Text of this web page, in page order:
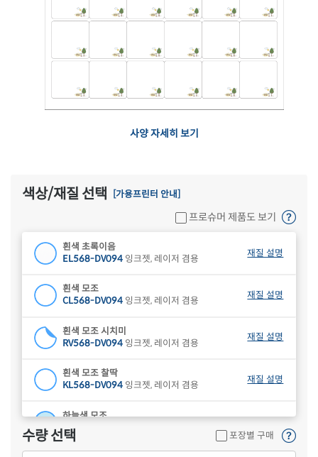
사양 자세히 보기
색상/재질 선택 [가용프린터 안내]
프로슈머 제품도 보기
흰색 초록이음
EL568-DV094 잉크젯, 레이저 겸용
재질 설명
흰색 모조
CL568-DV094 잉크젯, 레이저 겸용
재질 설명
흰색 모조 시치미
RV568-DV094 잉크젯, 레이저 겸용
재질 설명
흰색 모조 찰딱
KL568-DV094 잉크젯, 레이저 겸용
재질 설명
하늘색 모조
CL568B-DV094
재질 설명
수량 선택 포장별 구매